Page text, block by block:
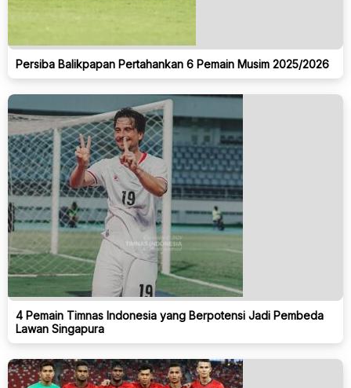
Persiba Balikpapan Pertahankan 6 Pemain Musim 2025/2026
4 Pemain Timnas Indonesia yang Berpotensi Jadi Pembeda
Lawan Singapura